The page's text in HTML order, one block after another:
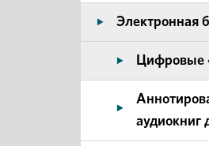
Электронная
Цифровые
аудиокниг